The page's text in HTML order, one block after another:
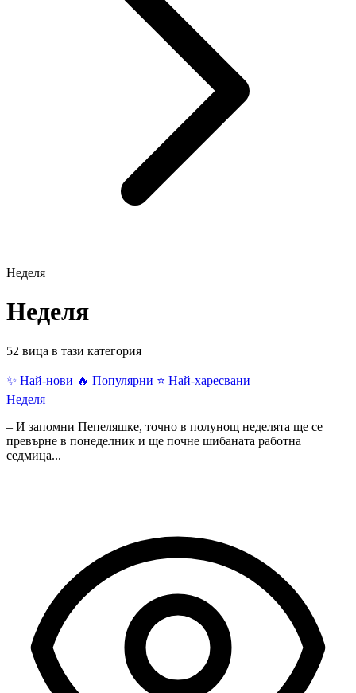
Неделя
Неделя
52 вица в тази категория
✨ Най-нови 🔥 Популярни ⭐ Най-харесвани
Неделя
– И запомни Пепеляшке, точно в полунощ неделята ще се
превърне в понеделник и ще почне шибаната работна
седмица...